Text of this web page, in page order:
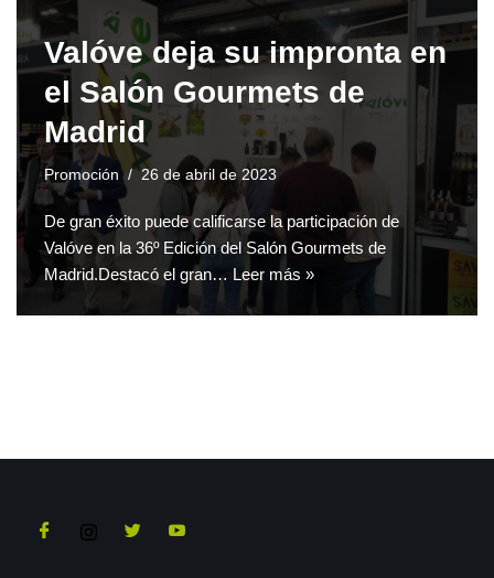
Valóve deja su impronta en
el Salón Gourmets de
Madrid
Promoción 26 de abril de 2023
De gran éxito puede calificarse la participación de
Valóve en la 36º Edición del Salón Gourmets de
Madrid.Destacó el gran… Leer más »